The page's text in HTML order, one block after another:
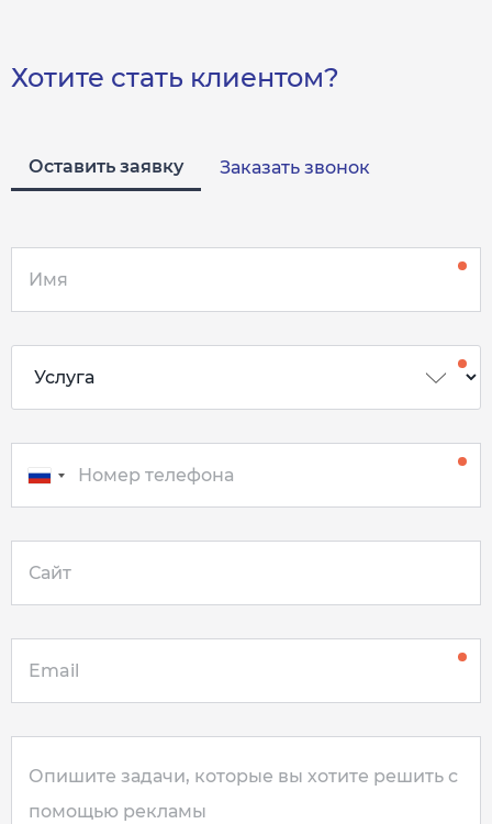
Хотите стать клиентом?
Оставить заявку Заказать звонок